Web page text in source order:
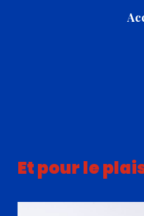
Et pour le